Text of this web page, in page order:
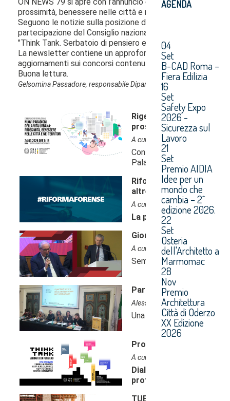
AGENDA
04
Set
B-CAD Roma –
Fiera Edilizia
16
Set
Safety Expo
2026 -
Sicurezza sul
Lavoro
21
Set
Premio AIDIA
Idee per un
mondo che
cambia – 2^
edizione 2026.
22
Set
Osteria
dell'Architetto a
Marmomac
28
Nov
Premio
Architettura
Città di Oderzo
XX Edizione
2026